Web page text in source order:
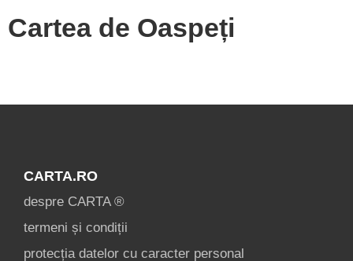
Cartea de Oaspeți
CARTA.RO
despre CARTA ®
termeni și condiții
protecția datelor cu caracter personal